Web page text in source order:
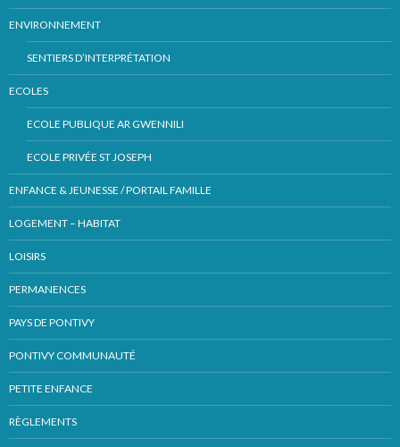
ENVIRONNEMENT
SENTIERS D’INTERPRÉTATION
ECOLES
ECOLE PUBLIQUE AR GWENNILI
ECOLE PRIVÉE ST JOSEPH
ENFANCE & JEUNESSE / PORTAIL FAMILLE
LOGEMENT – HABITAT
LOISIRS
PERMANENCES
PAYS DE PONTIVY
PONTIVY COMMUNAUTÉ
PETITE ENFANCE
RÈGLEMENTS